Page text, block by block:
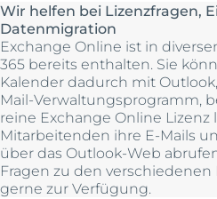
Wir helfen bei Lizenzfragen,
Datenmigration
Exchange Online ist in
365 bereits enthalten. Sie
Kalender dadurch mit
Mail-Verwaltungsprogramm,
reine Exchange Online Lizenz
Mitarbeitenden ihre E-Mails
über das Outlook-Web
Fragen zu den
gerne zur Verfügung.